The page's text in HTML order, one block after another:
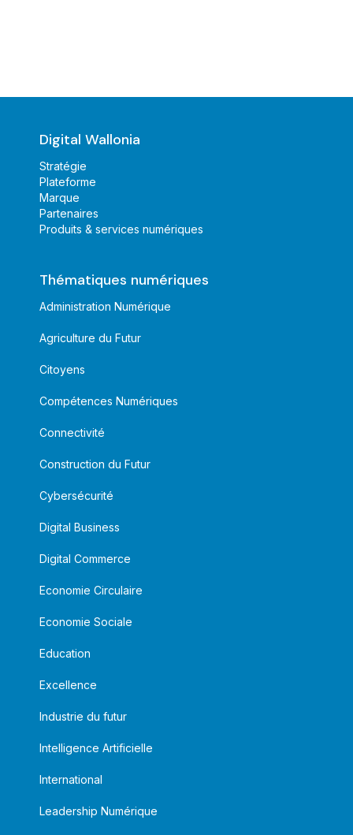
Digital Wallonia
Stratégie
Plateforme
Marque
Partenaires
Produits & services numériques
Thématiques numériques
Administration Numérique
Agriculture du Futur
Citoyens
Compétences Numériques
Connectivité
Construction du Futur
Cybersécurité
Digital Business
Digital Commerce
Economie Circulaire
Economie Sociale
Education
Excellence
Industrie du futur
Intelligence Artificielle
International
Leadership Numérique